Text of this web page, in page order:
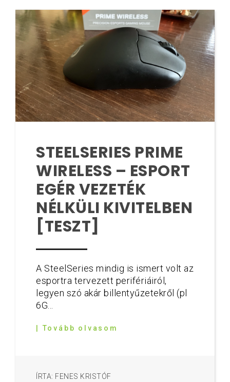
STEELSERIES PRIME
WIRELESS – ESPORT
EGÉR VEZETÉK
NÉLKÜLI KIVITELBEN
[TESZT]
A SteelSeries mindig is ismert volt az
esportra tervezett perifériáiról,
legyen szó akár billentyűzetekről (pl
6G...
| Tovább olvasom
ÍRTA: FENES KRISTÓF